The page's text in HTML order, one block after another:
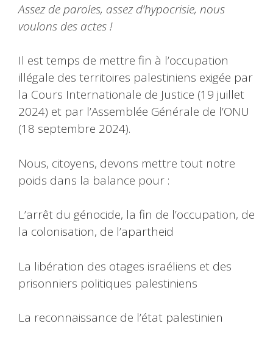
Assez de paroles, assez d’hypocrisie, nous
voulons des actes !
Il est temps de mettre fin à l’occupation
illégale des territoires palestiniens exigée par
la Cours Internationale de Justice (19 juillet
2024) et par l’Assemblée Générale de l’ONU
(18 septembre 2024).
Nous, citoyens, devons mettre tout notre
poids dans la balance pour :
L’arrêt du génocide, la fin de l’occupation, de
la colonisation, de l’apartheid
La libération des otages israéliens et des
prisonniers politiques palestiniens
La reconnaissance de l’état palestinien